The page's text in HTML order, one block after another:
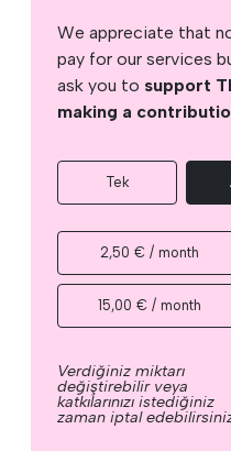
We appreciate that
pay for our services
ask you to support
making a
Tek
2,50 € / month
15,00 € / month
Verdiğiniz miktarı
değiştirebilir veya
katkılarınızı istediğiniz
zaman iptal